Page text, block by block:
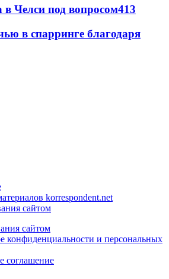
Челси под вопросом413
в спарринге благодаря
korrespondent.net
сайтом
сайтом
конфиденциальности и персональных
соглашение